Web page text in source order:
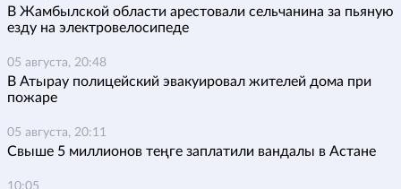
В Жамбылской области арестовали сельчанина за пьяную
езду на электровелосипеде
05 августа, 20:48
В Атырау полицейский эвакуировал жителей дома при
пожаре
05 августа, 20:11
Свыше 5 миллионов теңге заплатили вандалы в Астане
10:05